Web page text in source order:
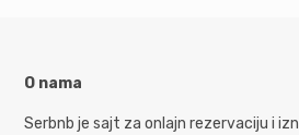
O nama
Serbnb je sajt za onlajn rezervaciju i